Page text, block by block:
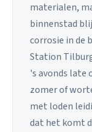
materialen,
binnenstad
corrosie in de
Station
's avonds late
zomer of
met loden
dat het komt